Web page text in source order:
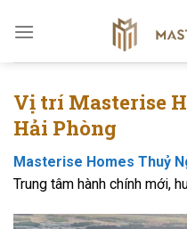
Vị trí Masterise
Hải Phòng
Masterise Homes Thuỷ
Trung tâm hành chính mới,